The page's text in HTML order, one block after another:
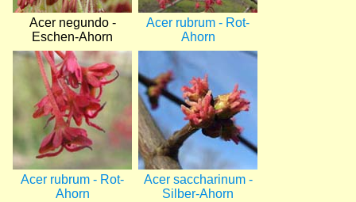
Acer negundo -
Eschen-Ahorn
Acer rubrum - Rot-
Ahorn
Bild
Acer rubrum - Rot-
Ahorn
Acer saccharinum -
Silber-Ahorn